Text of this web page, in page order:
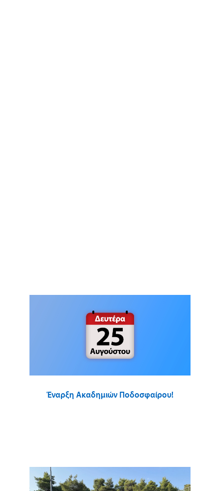
Έναρξη Ακαδημιών Ποδοσφαίρου!